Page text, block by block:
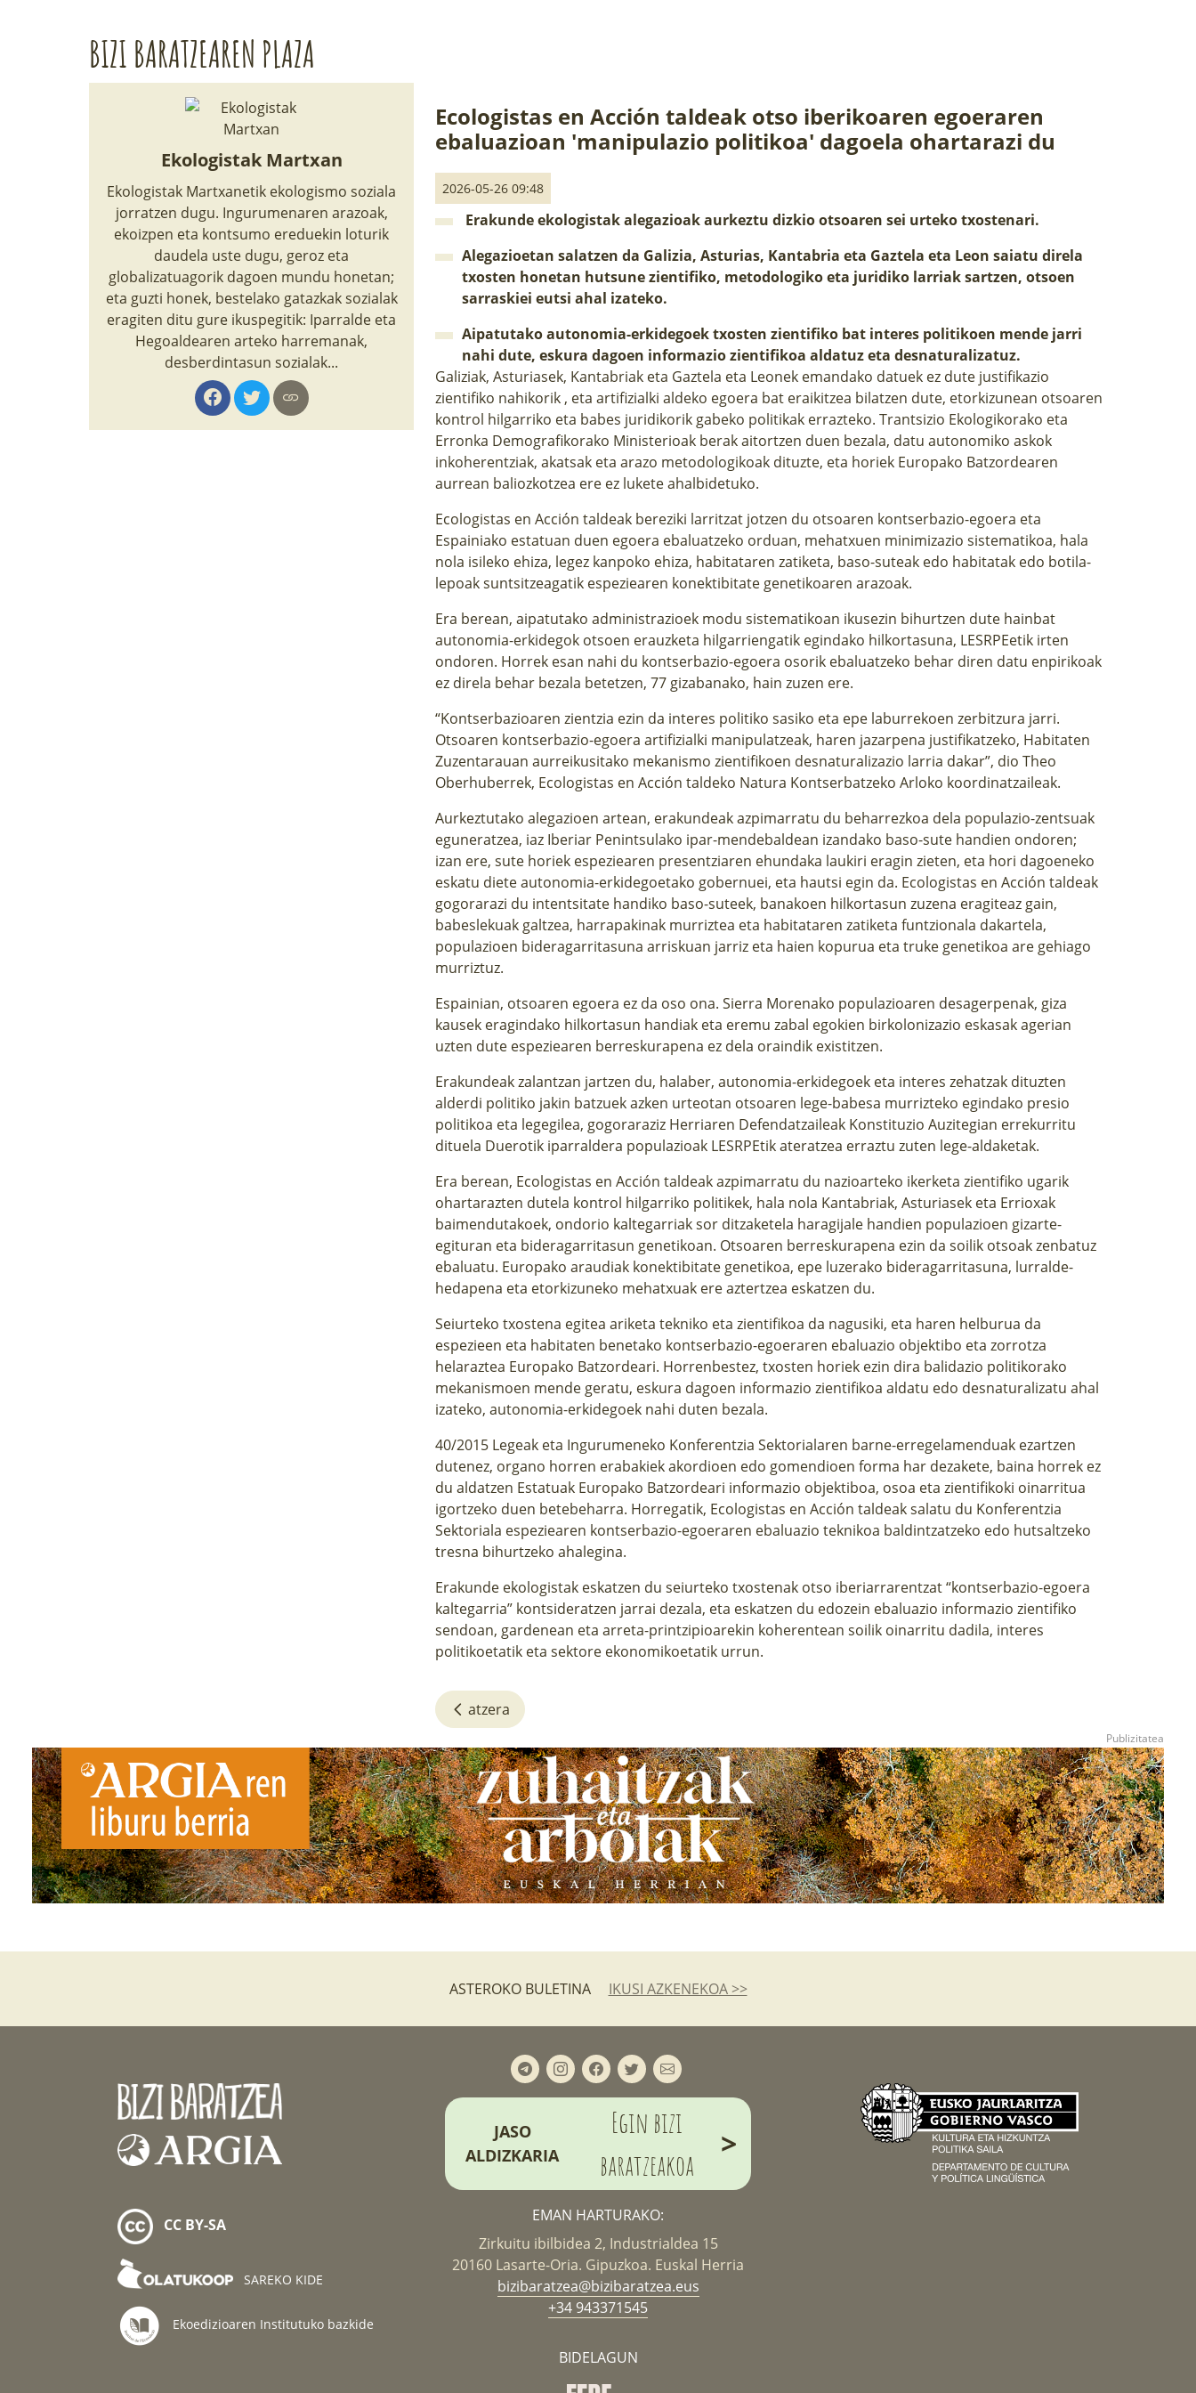
BIZI BARATZEAREN PLAZA
Ekologistak Martxan
Ekologistak Martxanetik ekologismo soziala
jorratzen dugu. Ingurumenaren arazoak,
ekoizpen eta kontsumo ereduekin loturik
daudela uste dugu, geroz eta
globalizatuagorik dagoen mundu honetan;
eta guzti honek, bestelako gatazkak sozialak
eragiten ditu gure ikuspegitik: Iparralde eta
Hegoaldearen arteko harremanak,
desberdintasun sozialak...
Ecologistas en Acción taldeak otso iberikoaren egoeraren
ebaluazioan 'manipulazio politikoa' dagoela ohartarazi du
2026-05-26 09:48
Erakunde ekologistak alegazioak aurkeztu dizkio otsoaren sei urteko txostenari.
Alegazioetan salatzen da Galizia, Asturias, Kantabria eta Gaztela eta Leon saiatu direla
txosten honetan hutsune zientifiko, metodologiko eta juridiko larriak sartzen, otsoen
sarraskiei eutsi ahal izateko.
Aipatutako autonomia-erkidegoek txosten zientifiko bat interes politikoen mende jarri
nahi dute, eskura dagoen informazio zientifikoa aldatuz eta desnaturalizatuz.
Galiziak, Asturiasek, Kantabriak eta Gaztela eta Leonek emandako datuek ez dute justifikazio
zientifiko nahikorik , eta artifizialki aldeko egoera bat eraikitzea bilatzen dute, etorkizunean otsoaren
kontrol hilgarriko eta babes juridikorik gabeko politikak errazteko. Trantsizio Ekologikorako eta
Erronka Demografikorako Ministerioak berak aitortzen duen bezala, datu autonomiko askok
inkoherentziak, akatsak eta arazo metodologikoak dituzte, eta horiek Europako Batzordearen
aurrean baliozkotzea ere ez lukete ahalbidetuko.
Ecologistas en Acción taldeak bereziki larritzat jotzen du otsoaren kontserbazio-egoera eta
Espainiako estatuan duen egoera ebaluatzeko orduan, mehatxuen minimizazio sistematikoa, hala
nola isileko ehiza, legez kanpoko ehiza, habitataren zatiketa, baso-suteak edo habitatak edo botila-
lepoak suntsitzeagatik espeziearen konektibitate genetikoaren arazoak.
Era berean, aipatutako administrazioek modu sistematikoan ikusezin bihurtzen dute hainbat
autonomia-erkidegok otsoen erauzketa hilgarriengatik egindako hilkortasuna, LESRPEetik irten
ondoren. Horrek esan nahi du kontserbazio-egoera osorik ebaluatzeko behar diren datu enpirikoak
ez direla behar bezala betetzen, 77 gizabanako, hain zuzen ere.
“Kontserbazioaren zientzia ezin da interes politiko sasiko eta epe laburrekoen zerbitzura jarri.
Otsoaren kontserbazio-egoera artifizialki manipulatzeak, haren jazarpena justifikatzeko, Habitaten
Zuzentarauan aurreikusitako mekanismo zientifikoen desnaturalizazio larria dakar”, dio Theo
Oberhuberrek, Ecologistas en Acción taldeko Natura Kontserbatzeko Arloko koordinatzaileak.
Aurkeztutako alegazioen artean, erakundeak azpimarratu du beharrezkoa dela populazio-zentsuak
eguneratzea, iaz Iberiar Penintsulako ipar-mendebaldean izandako baso-sute handien ondoren;
izan ere, sute horiek espeziearen presentziaren ehundaka laukiri eragin zieten, eta hori dagoeneko
eskatu diete autonomia-erkidegoetako gobernuei, eta hautsi egin da. Ecologistas en Acción taldeak
gogorarazi du intentsitate handiko baso-suteek, banakoen hilkortasun zuzena eragiteaz gain,
babeslekuak galtzea, harrapakinak murriztea eta habitataren zatiketa funtzionala dakartela,
populazioen bideragarritasuna arriskuan jarriz eta haien kopurua eta truke genetikoa are gehiago
murriztuz.
Espainian, otsoaren egoera ez da oso ona. Sierra Morenako populazioaren desagerpenak, giza
kausek eragindako hilkortasun handiak eta eremu zabal egokien birkolonizazio eskasak agerian
uzten dute espeziearen berreskurapena ez dela oraindik existitzen.
Erakundeak zalantzan jartzen du, halaber, autonomia-erkidegoek eta interes zehatzak dituzten
alderdi politiko jakin batzuek azken urteotan otsoaren lege-babesa murrizteko egindako presio
politikoa eta legegilea, gogoraraziz Herriaren Defendatzaileak Konstituzio Auzitegian errekurritu
dituela Duerotik iparraldera populazioak LESRPEtik ateratzea erraztu zuten lege-aldaketak.
Era berean, Ecologistas en Acción taldeak azpimarratu du nazioarteko ikerketa zientifiko ugarik
ohartarazten dutela kontrol hilgarriko politikek, hala nola Kantabriak, Asturiasek eta Errioxak
baimendutakoek, ondorio kaltegarriak sor ditzaketela haragijale handien populazioen gizarte-
egituran eta bideragarritasun genetikoan. Otsoaren berreskurapena ezin da soilik otsoak zenbatuz
ebaluatu. Europako araudiak konektibitate genetikoa, epe luzerako bideragarritasuna, lurralde-
hedapena eta etorkizuneko mehatxuak ere aztertzea eskatzen du.
Seiurteko txostena egitea ariketa tekniko eta zientifikoa da nagusiki, eta haren helburua da
espezieen eta habitaten benetako kontserbazio-egoeraren ebaluazio objektibo eta zorrotza
helaraztea Europako Batzordeari. Horrenbestez, txosten horiek ezin dira balidazio politikorako
mekanismoen mende geratu, eskura dagoen informazio zientifikoa aldatu edo desnaturalizatu ahal
izateko, autonomia-erkidegoek nahi duten bezala.
40/2015 Legeak eta Ingurumeneko Konferentzia Sektorialaren barne-erregelamenduak ezartzen
dutenez, organo horren erabakiek akordioen edo gomendioen forma har dezakete, baina horrek ez
du aldatzen Estatuak Europako Batzordeari informazio objektiboa, osoa eta zientifikoki oinarritua
igortzeko duen betebeharra. Horregatik, Ecologistas en Acción taldeak salatu du Konferentzia
Sektoriala espeziearen kontserbazio-egoeraren ebaluazio teknikoa baldintzatzeko edo hutsaltzeko
tresna bihurtzeko ahalegina.
Erakunde ekologistak eskatzen du seiurteko txostenak otso iberiarrarentzat “kontserbazio-egoera
kaltegarria” kontsideratzen jarrai dezala, eta eskatzen du edozein ebaluazio informazio zientifiko
sendoan, gardenean eta arreta-printzipioarekin koherentean soilik oinarritu dadila, interes
politikoetatik eta sektore ekonomikoetatik urrun.
atzera
ASTEROKO BULETINA IKUSI AZKENEKOA >>
CC BY-SA
SAREKO KIDE
Ekoedizioaren Institutuko bazkide
JASO
ALDIZKARIA
Egin bizi
baratzeakoa
>
EMAN HARTURAKO:
Zirkuitu ibilbidea 2, Industrialdea 15
20160 Lasarte-Oria. Gipuzkoa. Euskal Herria
bizibaratzea@bizibaratzea.eus
+34 943371545
BIDELAGUN